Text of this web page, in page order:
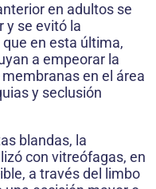
en adultos se
y se evitó la
en esta última,
a empeorar la
en el área
y seclusión
blandas, la
con vitreófagas, en
a través del limbo